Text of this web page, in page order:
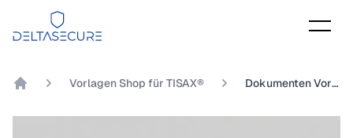
DeltaSecure
Vorlagen Shop für TISAX® Dokumenten Vorlage TISAX® Kapitel 5.2.1 Inwieweit werden Änderungen verwaltet?